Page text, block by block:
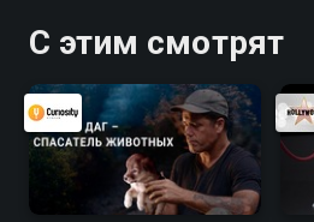
С этим смотрят